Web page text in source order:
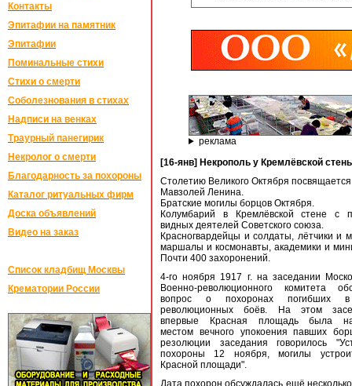
Контакты
Эпитафии на памятник
Эпитафии
Поминальные стихи
Стихи о смерти
Соболезнования в стихах
Надписи на венках
Траурный панегирик
Некролог о смерти
Благодарность за похороны
Каталог ритуальных фирм
Доска объявлений
Видео на заказ
Список кладбищ Москвы
Крематории России
реклама
[16-янв] Некрополь у Кремлёвской
Столетию Великого Октября
Мавзолей Ленина.
Братские могилы борцов Октября.
Колумбарий в Кремлёвской стене с
видных деятелей Советского союза.
Красногвардейцы и солдаты, лётчики и
маршалы и космонавты, академики и
Почти 400 захоронений.
4-го ноября 1917 г. на заседании
Военно-революционного комитета
вопрос о похоронах погибших
революционных боёв. На этом
впервые Красная площадь была
местом вечного упокоения павших
резолюции заседания говорилось
похороны 12 ноября, могилы
Красной площади".
Дата похорон обсуждалась ещё